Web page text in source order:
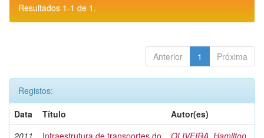
Resultados 1-1 de 1.
Anterior 1 Próxima
Registos:
Data
Título
Autor(es)
2011
Infraestrutura de transportes do
OLIVEIRA, Hamilton